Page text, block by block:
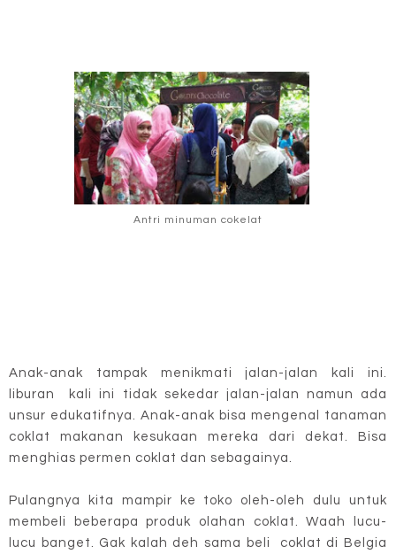
Antri minuman cokelat
Anak-anak tampak menikmati jalan-jalan kali ini.
liburan kali ini tidak sekedar jalan-jalan namun ada
unsur edukatifnya. Anak-anak bisa mengenal tanaman
coklat makanan kesukaan mereka dari dekat. Bisa
menghias permen coklat dan sebagainya.
Pulangnya kita mampir ke toko oleh-oleh dulu untuk
membeli beberapa produk olahan coklat. Waah lucu-
lucu banget. Gak kalah deh sama beli coklat di Belgia